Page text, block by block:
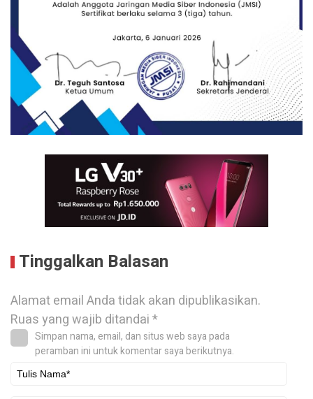
Tinggalkan Balasan
Alamat email Anda tidak akan dipublikasikan.
Ruas yang wajib ditandai*
Simpan nama, email, dan situs web saya pada
peramban ini untuk komentar saya berikutnya.